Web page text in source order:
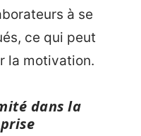
à se
ce qui peut
la motivation.
dans la